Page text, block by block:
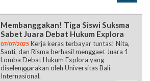
Membanggakan! Tiga Siswi Suksma
Sabet Juara Debat Hukum Explora
07/07/2025 Kerja keras terbayar tuntas! Nita,
Santi, dan Risma berhasil menggaet Juara 1
Lomba Debat Hukum Explora yang
diselenggarakan oleh Universitas Bali
Internasional.